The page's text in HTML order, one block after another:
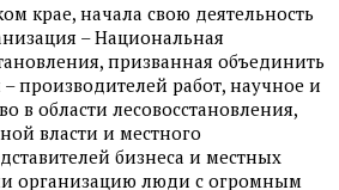
крае, начала свою деятельность
– Национальная
призванная объединить
– производителей работ, научное и
в области лесовосстановления,
власти и местного
бизнеса и местных
организацию люди с огромным